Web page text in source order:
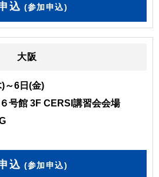
込 (参加申込)
大阪
～6日(金)
号館 3F CERSI講習会会場
込 (参加申込)